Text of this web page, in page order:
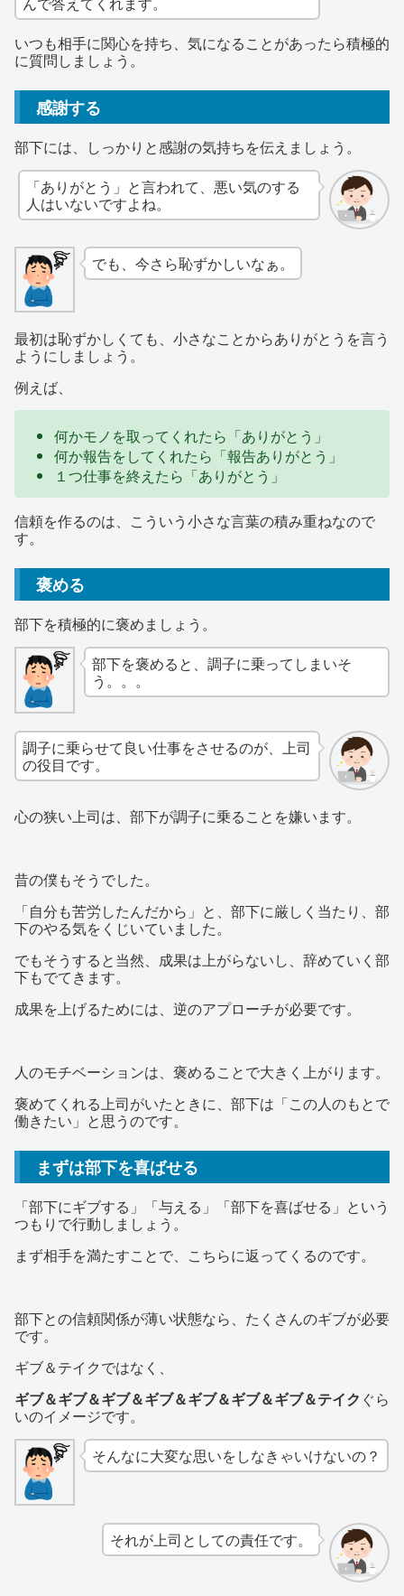
いつも相手に関心を持ち、気になることがあったら積極的
に質問しましょう。
感謝する
部下には、しっかりと感謝の気持ちを伝えましょう。
「ありがとう」と言われて、悪い気のする
人はいないですよね。
でも、今さら恥ずかしいなぁ。
最初は恥ずかしくても、小さなことからありがとうを言う
ようにしましょう。
例えば、
何かモノを取ってくれたら「ありがとう」
何か報告をしてくれたら「報告ありがとう」
１つ仕事を終えたら「ありがとう」
信頼を作るのは、こういう小さな言葉の積み重ねなので
す。
褒める
部下を積極的に褒めましょう。
部下を褒めると、調子に乗ってしまいそ
う。。。
調子に乗らせて良い仕事をさせるのが、上司
の役目です。
心の狭い上司は、部下が調子に乗ることを嫌います。
昔の僕もそうでした。
「自分も苦労したんだから」と、部下に厳しく当たり、部
下のやる気をくじいていました。
でもそうすると当然、成果は上がらないし、辞めていく部
下もでてきます。
成果を上げるためには、逆のアプローチが必要です。
人のモチベーションは、褒めることで大きく上がります。
褒めてくれる上司がいたときに、部下は「この人のもとで
働きたい」と思うのです。
まずは部下を喜ばせる
「部下にギブする」「与える」「部下を喜ばせる」という
つもりで行動しましょう。
まず相手を満たすことで、こちらに返ってくるのです。
部下との信頼関係が薄い状態なら、たくさんのギブが必要
です。
ギブ＆テイクではなく、
ギブ＆ギブ＆ギブ＆ギブ＆ギブ＆ギブ＆ギブ＆テイク ぐら
いのイメージです。
そんなに大変な思いをしなきゃいけないの？
それが上司としての責任です。